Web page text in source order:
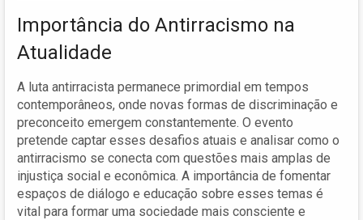
Importância do Antirracismo na
Atualidade
A luta antirracista permanece primordial em tempos
contemporâneos, onde novas formas de discriminação e
preconceito emergem constantemente. O evento
pretende captar esses desafios atuais e analisar como o
antirracismo se conecta com questões mais amplas de
injustiça social e econômica. A importância de fomentar
espaços de diálogo e educação sobre esses temas é
vital para formar uma sociedade mais consciente e